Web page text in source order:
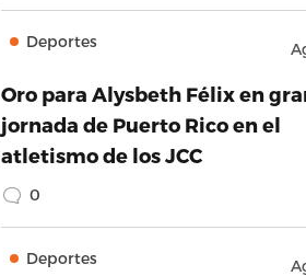
Deportes
Oro para Alysbeth Félix en
jornada de Puerto Rico en el
atletismo de los JCC
0
Deportes